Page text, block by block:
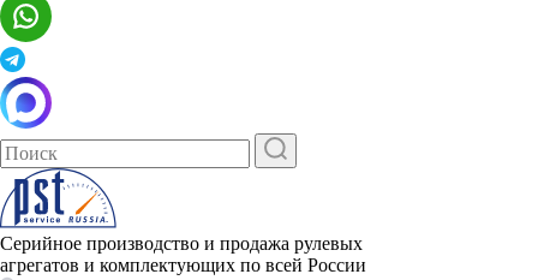
Серийное производство и продажа рулевых
агрегатов и комплектующих по всей России